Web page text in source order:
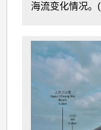
海流变化情况。(